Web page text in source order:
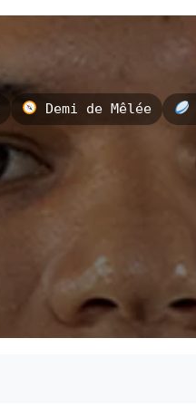
Demi de Mêlée